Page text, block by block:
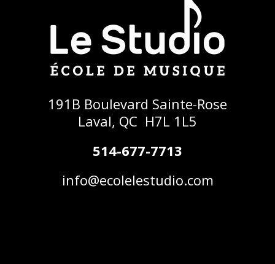
191B Boulevard Sainte-Rose
Laval, QC H7L 1L5
514-677-7713
info@ecolelestudio.com